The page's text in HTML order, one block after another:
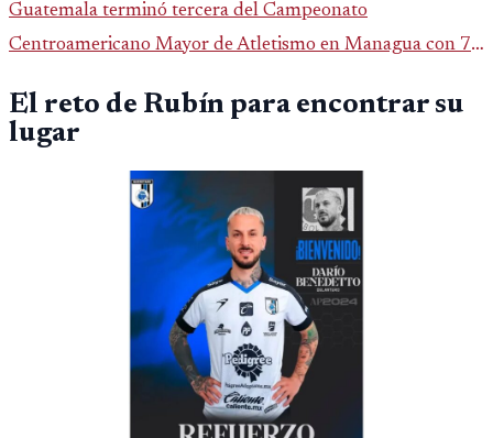
Guatemala terminó tercera del Campeonato
Centroamericano Mayor de Atletismo en Managua con 7
CDAG.
El reto de Rubín para encontrar su
lugar